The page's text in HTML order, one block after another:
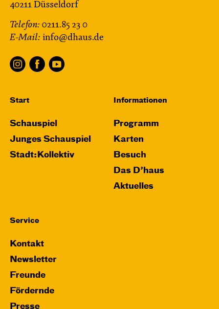
40211 Düsseldorf
Telefon: 0211.85 23 0
E-Mail: info@dhaus.de
Start
Schauspiel
Junges Schauspiel
Stadt:Kollektiv
Informationen
Programm
Karten
Besuch
Das D’haus
Aktuelles
Service
Kontakt
Newsletter
Freunde
Fördernde
Presse